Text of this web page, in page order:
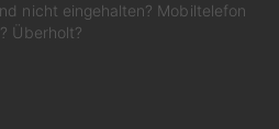
nicht eingehalten? Mobiltelefon
Überholt?